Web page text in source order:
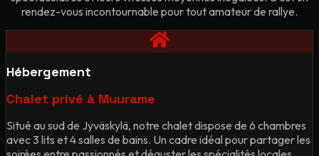
rendez-vous incontournable pour tout amateur de rallye.
Hébergement
Chalet privé à Muurame
Situé au sud de Jyväskylä, notre chalet dispose de 6 chambres
avec 3 lits et 4 salles de bains. Un cadre idéal pour partager les